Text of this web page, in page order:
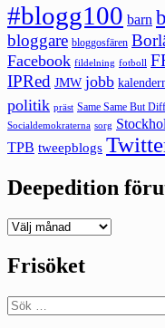
#blogg100 barn
bloggare bloggosfären
Facebook fildelning fotboll
IPRed JMW jobb
politik präst Same Same But
Socialdemokraterna sorg
TPB tweepblogs
Deepedition
Deepedition
Frisöket
Sök
efter: